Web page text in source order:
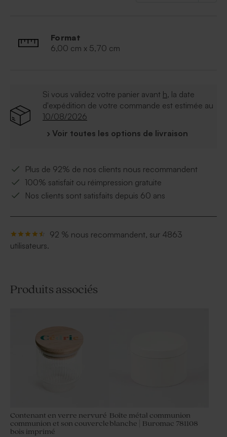
Format
6,00 cm x 5,70 cm
Si vous validez votre panier avant h, la date
d'expédition de votre commande est estimée au
10/08/2026
› Voir toutes les options de livraison
Plus de 92% de nos clients nous recommandent
100% satisfait ou réimpression gratuite
Nos clients sont satisfaits depuis 60 ans
92 % nous recommandent, sur 4863
utilisateurs.
Produits associés
Contenant en verre nervuré
communion et son couvercle
bois imprimé
Boîte métal communion
blanche | Buromac 781108